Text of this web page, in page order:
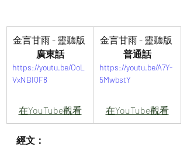
金言甘雨 - 靈聽版
廣東話
https://youtu.be/OoL
VxNBIQF8
在YouTube觀看
金言甘雨 - 靈聽版
普通話
https://youtu.be/A7Y-
5MwbstY
在YouTube觀看
經文：